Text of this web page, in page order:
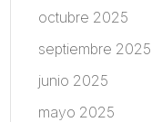
octubre 2025
septiembre 2025
junio 2025
mayo 2025